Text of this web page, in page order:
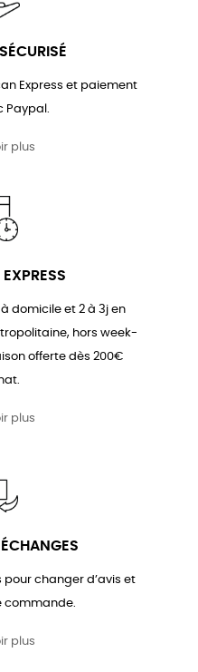
Express et paiement
Paypal.
plus
domicile et 2 à 3j en
hors week-
offerte dès 200€
plus
pour changer d’avis et
commande.
plus